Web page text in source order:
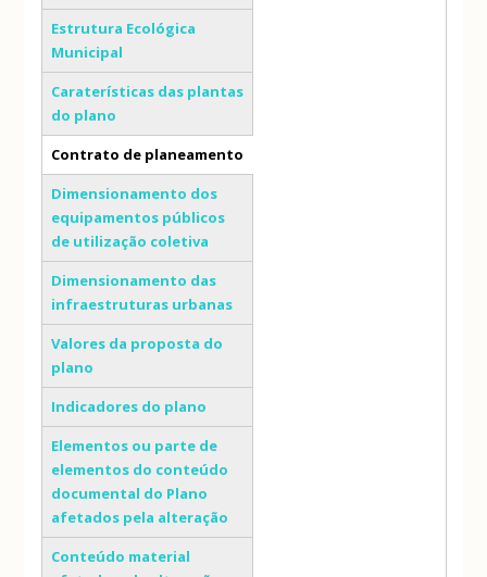
Estrutura Ecológica
Municipal
Caraterísticas das plantas
do plano
Contrato de planeamento
(separador ativo)
Dimensionamento dos
equipamentos públicos
de utilização coletiva
Dimensionamento das
infraestruturas urbanas
Valores da proposta do
plano
Indicadores do plano
Elementos ou parte de
elementos do conteúdo
documental do Plano
afetados pela alteração
Conteúdo material